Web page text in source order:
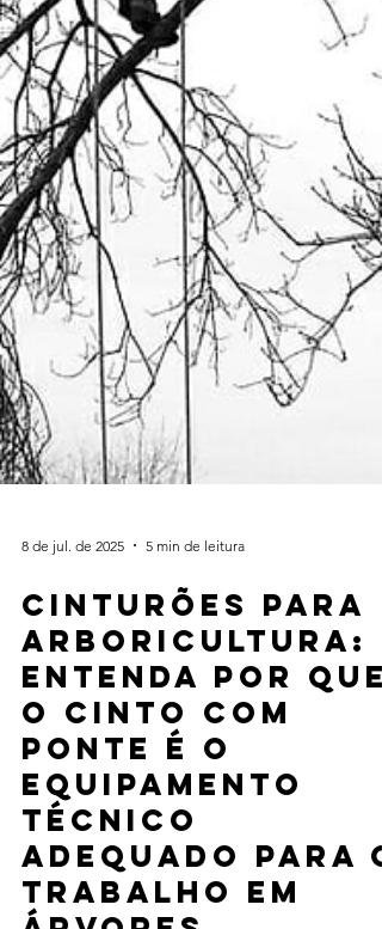
8 de jul. de 2025 5 min de leitura
Cinturões para
Arboricultura:
Entenda por que
o Cinto com
Ponte é o
Equipamento
Técnico
Adequado para o